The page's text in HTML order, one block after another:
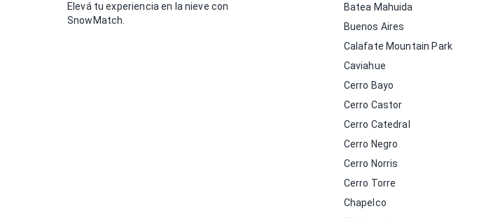
Elevá tu experiencia en la nieve con
SnowMatch.
Batea Mahuida
Buenos Aires
Calafate Mountain Park
Caviahue
Cerro Bayo
Cerro Castor
Cerro Catedral
Cerro Negro
Cerro Norris
Cerro Torre
Chapelco